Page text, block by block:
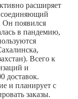
расширяет
соединяющий
Он появился
в пандемию,
Всего к
и
доставок.
и планирует с
заказы.